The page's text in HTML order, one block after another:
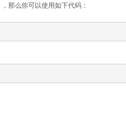
，那么你可以使用如下代码：